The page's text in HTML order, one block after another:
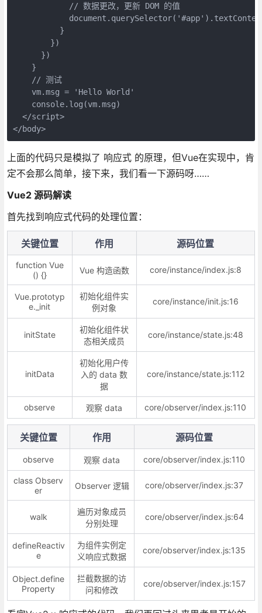
            // 数据更改，更新 DOM 的值
          }
        })
      })
    }
    // 测试
    vm.msg = 'Hello World'
    console.log(vm.msg)
  </script>
</body>
上面的代码只是模拟了 响应式 的原理，但Vue在实现中，肯
定不会那么简单，接下来，我们看一下源码呀……
Vue2 源码解读
首先找到响应式代码的处理位置：
关键位置 作用 源码位置
function Vue
() {}
Vue 构造函数 core/instance/index.js:8
Vue.prototyp
e._init
初始化组件实
例对象
core/instance/init.js:16
initState
初始化组件状
态相关成员
core/instance/state.js:48
initData
初始化用户传
入的 data 数
据
core/instance/state.js:112
observe 观察 data core/observer/index.js:110
关键位置 作用 源码位置
observe 观察 data core/observer/index.js:110
class Observ
er
Observer 逻辑 core/observer/index.js:37
walk
遍历对象成员
分别处理
core/observer/index.js:64
defineReactiv
e
为组件实例定
义响应式数据
core/observer/index.js:135
Object.define
Property
拦截数据的访
问和修改
core/observer/index.js:157